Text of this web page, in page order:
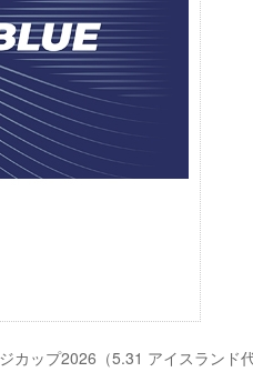
カップ2026（5.31 アイスランド